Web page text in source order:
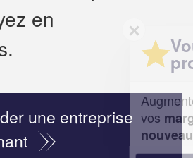
en
une entreprise
✕
Vous êtes un
professionnel
chiffre
vosmargestout en
nouveaux clients !